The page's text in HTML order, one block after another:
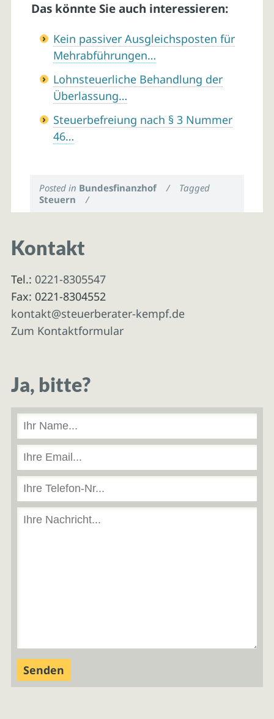
Das könnte Sie auch interessieren:
Kein passiver Ausgleichsposten für
Mehrabführungen…
Lohnsteuerliche Behandlung der
Überlassung…
Steuerbefreiung nach § 3 Nummer
46…
Posted in Bundesfinanzhof /
Tagged
Steuern
/
Kontakt
Tel.: 0221-8305547
Fax: 0221-8304552
kontakt@steuerberater-kempf.de
Zum Kontaktformular
Ja, bitte?